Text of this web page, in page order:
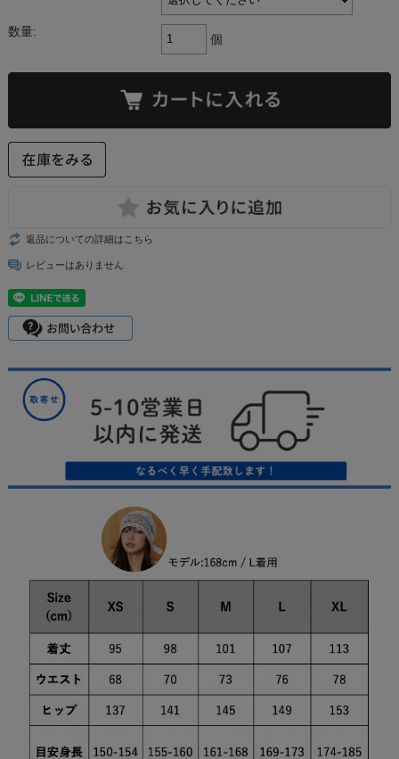
数量:
個
返品についての詳細はこちら
レビューはありません